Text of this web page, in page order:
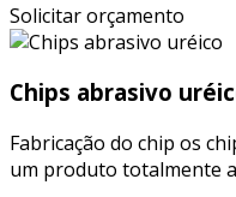
Solicitar orçamento
Chips abrasivo
Fabricação do chip os
um produto totalmente